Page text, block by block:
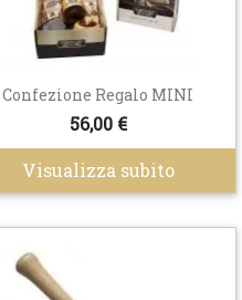
Confezione Regalo MINI
56,00 €
Visualizza subito